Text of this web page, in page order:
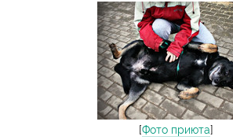
[Фото приюта]